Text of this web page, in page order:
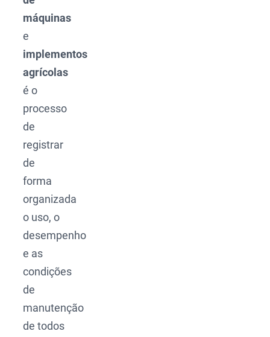
máquinas
e
implementos
agrícolas
é o
processo
de
registrar
de
forma
organizada
o uso, o
desempenho
e as
condições
de
manutenção
de todos